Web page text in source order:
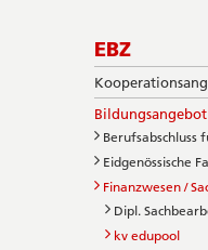
EBZ
Bildungsangebot
Berufsabschluss
Eidgenössische
Finanzwesen /
Dipl.
kv edupool